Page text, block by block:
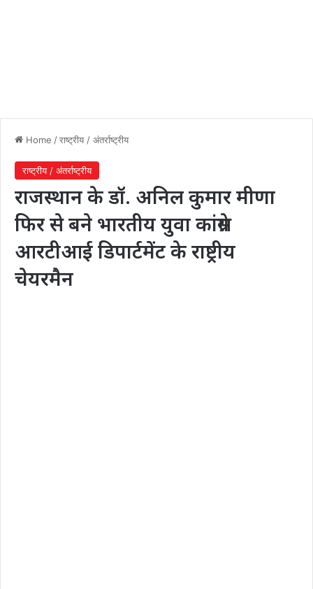
Home /राष्ट्रीय / अंतर्राष्ट्रीय
राष्ट्रीय / अंतर्राष्ट्रीय
राजस्थान के डॉ. अनिल कुमार मीणा
फिर से बने भारतीय युवा कांग्रेस
आरटीआई डिपार्टमेंट के राष्ट्रीय
चेयरमैन